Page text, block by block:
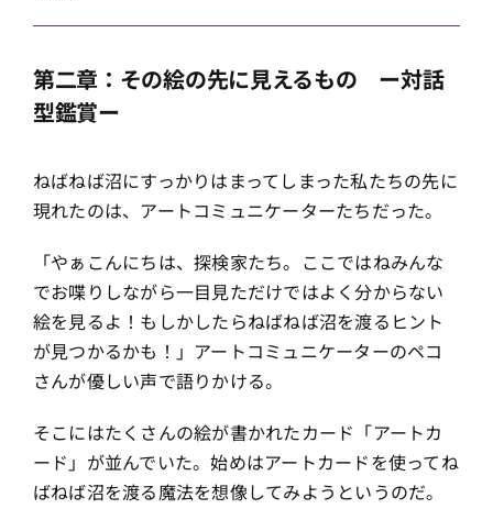
第二章：その絵の先に見えるもの ー対話
型鑑賞ー
ねばねば沼にすっかりはまってしまった私たちの先に
現れたのは、アートコミュニケーターたちだった。
「やぁこんにちは、探検家たち。ここではねみんな
でお喋りしながら一目見ただけではよく分からない
絵を見るよ！もしかしたらねばねば沼を渡るヒント
が見つかるかも！」アートコミュニケーターのペコ
さんが優しい声で語りかける。
そこにはたくさんの絵が書かれたカード「アートカ
ード」が並んでいた。始めはアートカードを使ってね
ばねば沼を渡る魔法を想像してみようというのだ。